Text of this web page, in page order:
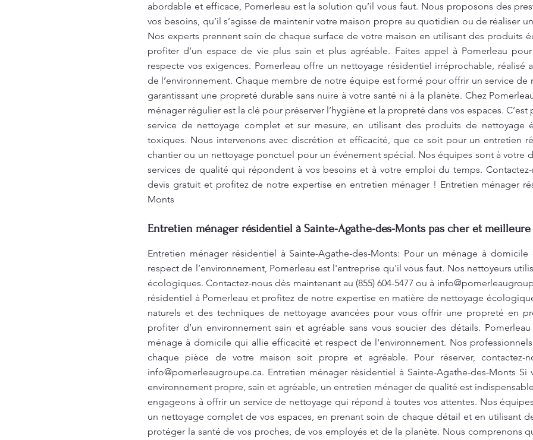
abordable et efficace, Pomerleau est la solution qu’il vous faut. Nous proposons des
vos besoins, qu’il s’agisse de maintenir votre maison propre au quotidien ou de réaliser
Nos experts prennent soin de chaque surface de votre maison en utilisant des produits
profiter d’un espace de vie plus sain et plus agréable. Faites appel à Pomerleau
respecte vos exigences. Pomerleau offre un nettoyage résidentiel irréprochable, réalisé
de l’environnement. Chaque membre de notre équipe est formé pour offrir un service
garantissant une propreté durable sans nuire à votre santé ni à la planète. Chez
ménager régulier est la clé pour préserver l’hygiène et la propreté dans vos espaces.
service de nettoyage complet et sur mesure, en utilisant des produits de nettoyage
toxiques. Nous intervenons avec discrétion et efficacité, que ce soit pour un entretien
chantier ou un nettoyage ponctuel pour un événement spécial. Nos équipes sont à votre
services de qualité qui répondent à vos besoins et à votre emploi du temps.
devis gratuit et profitez de notre expertise en entretien ménager ! Entretien ménager
Monts
Entretien ménager résidentiel à Sainte-Agathe-des-Monts pas cher et meilleure
Entretien ménager résidentiel à Sainte-Agathe-des-Monts: Pour un ménage à
respect de l’environnement, Pomerleau est l'entreprise qu'il vous faut. Nos nettoyeurs
écologiques. Contactez-nous dès maintenant au (855) 604-5477 ou à
résidentiel à Pomerleau et profitez de notre expertise en matière de nettoyage
naturels et des techniques de nettoyage avancées pour vous offrir une propreté en
profiter d’un environnement sain et agréable sans vous soucier des détails.
ménage à domicile qui allie efficacité et respect de l'environnement. Nos
chaque pièce de votre maison soit propre et agréable. Pour réserver, contactez-
info@pomerleaugroupe.ca. Entretien ménager résidentiel à Sainte-Agathe-des-Monts Si
environnement propre, sain et agréable, un entretien ménager de qualité est
engageons à offrir un service de nettoyage qui répond à toutes vos attentes. Nos
un nettoyage complet de vos espaces, en prenant soin de chaque détail et en utilisant
protéger la santé de vos proches, de vos employés et de la planète. Nous comprenons